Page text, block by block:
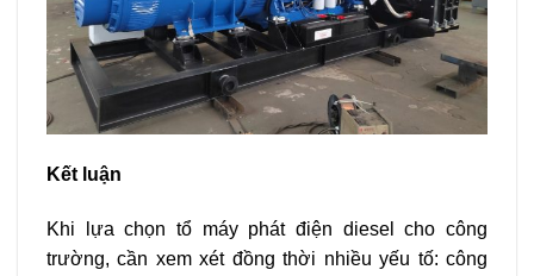
Kết luận
Khi lựa chọn tổ máy phát điện diesel cho công
trường, cần xem xét đồng thời nhiều yếu tố: công